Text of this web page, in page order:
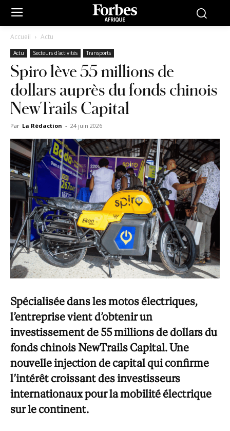
Accueil Actu
Actu Secteurs d'activités Transports
Spiro lève 55 millions de
dollars auprès du fonds chinois
NewTrails Capital
Par La Rédaction - 24 juin 2026
Spécialisée dans les motos électriques,
l’entreprise vient d’obtenir un
investissement de 55 millions de dollars du
fonds chinois NewTrails Capital. Une
nouvelle injection de capital qui confirme
l’intérêt croissant des investisseurs
internationaux pour la mobilité électrique
sur le continent.